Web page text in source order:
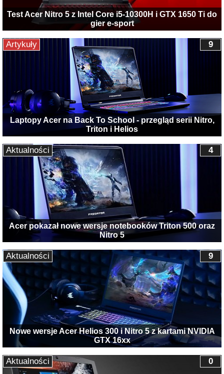
Test Acer Nitro 5 z Intel Core i5-10300H i GTX 1650 Ti do
gier e-sport
Laptopy Acer na Back To School - przegląd serii Nitro,
Triton i Helios
9
Artykuły
Acer pokazał nowe wersje notebooków Triton 500 oraz
Nitro 5
4
Aktualności
Nowe wersje Acer Helios 300 i Nitro 5 z kartami NVIDIA
GTX 16xx
9
Aktualności
0
Aktualności